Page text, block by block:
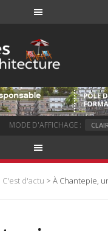
MODE D'AFFICHAGE :
C'est d'actu > À Chantepie,